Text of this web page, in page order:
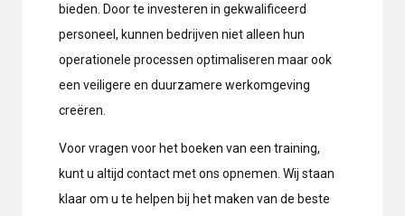
bieden. Door te investeren in gekwalificeerd
personeel, kunnen bedrijven niet alleen hun
operationele processen optimaliseren maar ook
een veiligere en duurzamere werkomgeving
creëren.
Voor vragen voor het boeken van een training,
kunt u altijd contact met ons opnemen. Wij staan
klaar om u te helpen bij het maken van de beste